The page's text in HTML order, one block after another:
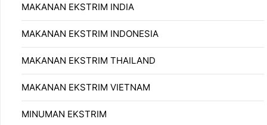
MAKANAN EKSTRIM INDIA
MAKANAN EKSTRIM INDONESIA
MAKANAN EKSTRIM THAILAND
MAKANAN EKSTRIM VIETNAM
MINUMAN EKSTRIM